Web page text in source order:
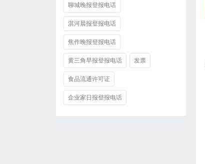
聊城晚报登报电话
淇河晨报登报电话
焦作晚报登报电话
黄三角早报登报电话 发票
食品流通许可证
企业家日报登报电话